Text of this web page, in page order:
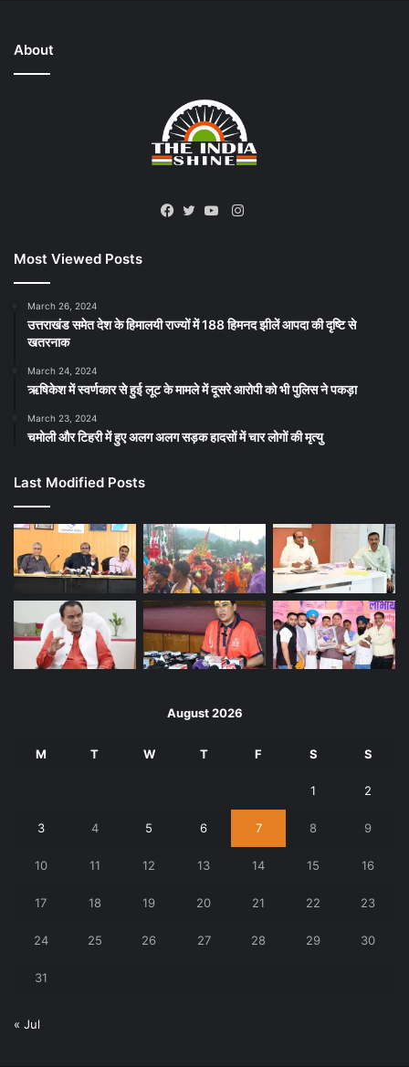
About
Instagram
Most Viewed Posts
March 26, 2024
उत्तराखंड समेत देश के हिमालयी राज्यों में 188 हिमनद झीलें आपदा की दृष्टि से
खतरनाक
March 24, 2024
ऋषिकेश में स्वर्णकार से हुई लूट के मामले में दूसरे आरोपी को भी पुलिस ने पकड़ा
March 23, 2024
चमोली और टिहरी में हुए अलग अलग सड़क हादसों में चार लोगों की मृत्यु
Last Modified Posts
August 2026
M T W T F S S
1 2
3 4 5 6 7 8 9
10 11 12 13 14 15 16
17 18 19 20 21 22 23
24 25 26 27 28 29 30
31
« Jul